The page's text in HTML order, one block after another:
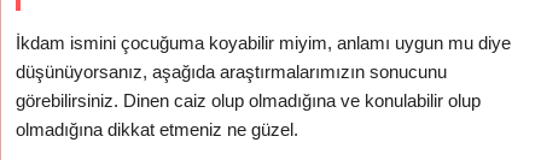
İkdam ismini çocuğuma koyabilir miyim, anlamı uygun mu diye
düşünüyorsanız, aşağıda araştırmalarımızın sonucunu
görebilirsiniz. Dinen caiz olup olmadığına ve konulabilir olup
olmadığına dikkat etmeniz ne güzel.